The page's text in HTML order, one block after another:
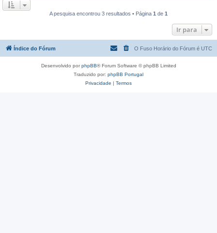
A pesquisa encontrou 3 resultados • Página 1 de 1
Ir para
Índice do Fórum O Fuso Horário do Fórum é UTC
Desenvolvido porphpBB® Forum Software © phpBB Limited
Traduzido por: phpBB Portugal
Privacidade | Termos